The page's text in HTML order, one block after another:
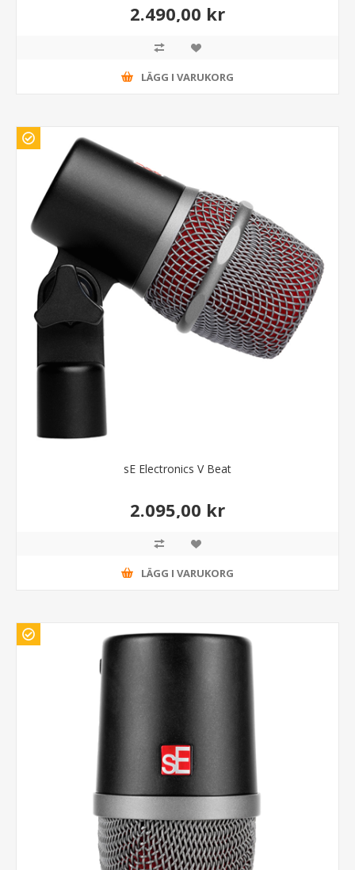
2.490,00 kr
LÄGG I VARUKORG
sE Electronics V Beat
2.095,00 kr
LÄGG I VARUKORG